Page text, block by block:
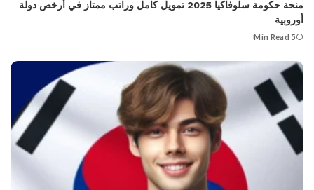
منحة حكومة سلوفاكيا 2025 تمويل كامل وراتب ممتاز في أرخص دولة
أوروبية
5 Min Read